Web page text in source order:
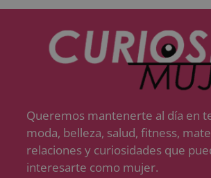
Queremos mantenerte al día en
moda, belleza, salud, fitness,
relaciones y curiosidades que
interesarte como mujer.